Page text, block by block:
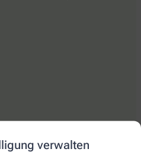
verwalten
Zahlungsart Ihrer Apotheke vor Ort.